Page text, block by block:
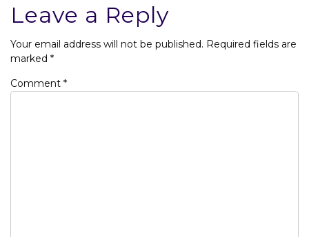
Leave a Reply
Your email address will not be published. Required fields are
marked *
Comment *